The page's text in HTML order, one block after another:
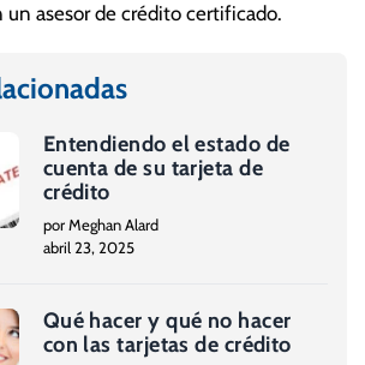
un asesor de crédito certificado.
Entendiendo el estado de
cuenta de su tarjeta de
crédito
por Meghan Alard
abril 23, 2025
Qué hacer y qué no hacer
con las tarjetas de crédito